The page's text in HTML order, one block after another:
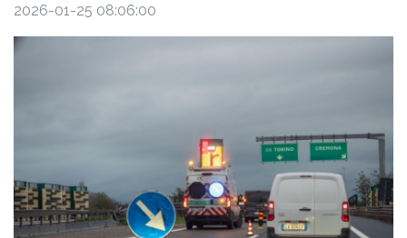
2026-01-25 08:06:00